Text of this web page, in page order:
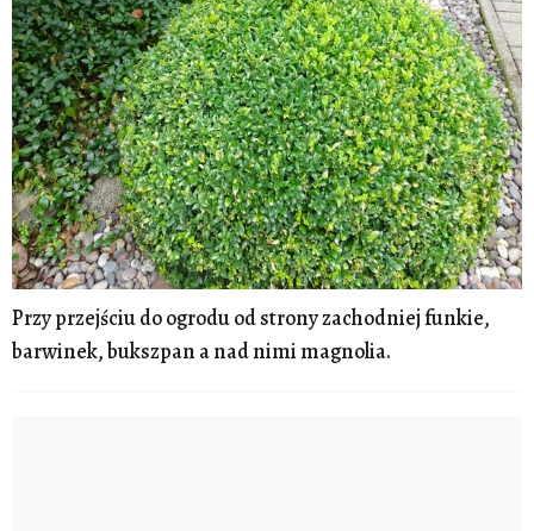
Przy przejściu do ogrodu od strony zachodniej funkie,
barwinek, bukszpan a nad nimi magnolia.